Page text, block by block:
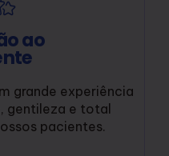
ao
grande experiência
gentileza e total
pacientes.